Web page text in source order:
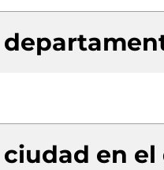
ciudad en